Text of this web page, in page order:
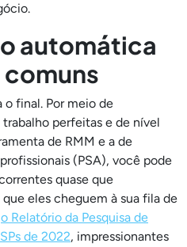
automática
o final. Por meio de
perfeitas e de nível
de RMM e a de
(PSA), você pode
quase que
eles cheguem à sua fila de
o Relatório da Pesquisa de
de 2022, impressionantes